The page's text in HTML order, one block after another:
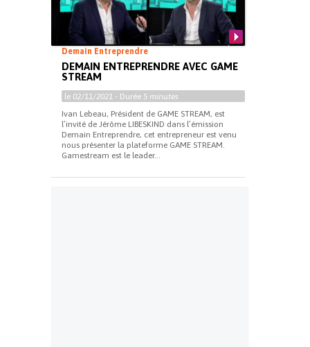
Demain Entreprendre
DEMAIN ENTREPRENDRE AVEC GAME
STREAM
le 02/11/2021 - Durée 5 minutes
Ivan Lebeau, Président de GAME STREAM, est
l’invité de Jérôme LIBESKIND dans l’émission
Demain Entreprendre, cet entrepreneur est venu
nous présenter la plateforme GAME STREAM.
Gamestream est le leader...